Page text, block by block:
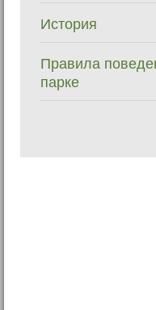
История
Правила
парке